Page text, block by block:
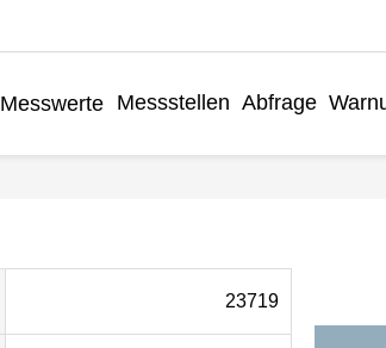
Messwerte Messstellen Abfrage
23719